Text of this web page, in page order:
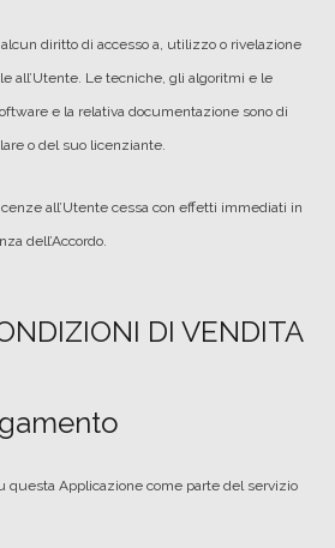
diritto di accesso a, utilizzo o rivelazione
all’Utente. Le tecniche, gli algoritmi e le
e la relativa documentazione sono di
o del suo licenziante.
all’Utente cessa con effetti immediati in
dell’Accordo.
DI VENDITA
questa Applicazione come parte del servizio